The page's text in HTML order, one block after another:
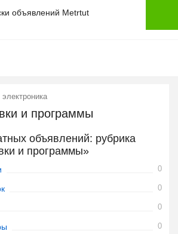
и программы
объявлений: рубрика
и программы»
0
0
0
0